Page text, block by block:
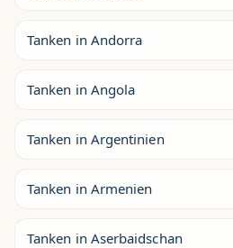
Tanken in Andorra
Tanken in Angola
Tanken in Argentinien
Tanken in Armenien
Tanken in Aserbaidschan